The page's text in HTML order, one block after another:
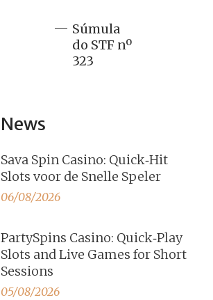
Súmula
do STF nº
323
News
Sava Spin Casino: Quick‑Hit
Slots voor de Snelle Speler
06/08/2026
PartySpins Casino: Quick‑Play
Slots and Live Games for Short
Sessions
05/08/2026